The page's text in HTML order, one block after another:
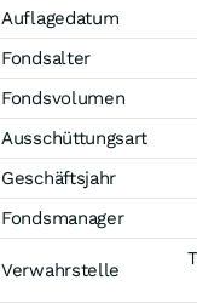
Auflagedatum
Fondsalter
Fondsvolumen
Ausschüttungsart
Geschäftsjahr
Fondsmanager
Verwahrstelle